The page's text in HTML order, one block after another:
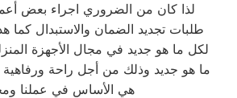
لذا كان من الضروري اجراء بعض
طلبات تجديد الضمان والاستبدال كما
لكل ما هو جديد في مجال الأجهزة
ما هو جديد وذلك من أجل راحة ورفاهية
هي الأساس في عملنا